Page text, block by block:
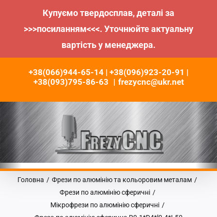
Купуємо твердосплав, деталі за
>>>посиланням<<<. Уточнюйте актуальну
вартість у менеджера.
+38(066)944-65-14 | +38(096)923-20-91 |
+38(093)795-86-63 | frezycnc@ukr.net
Головна / Фрези по алюмінію та кольоровим металам /
Фрези по алюмінію сферичні /
Мікрофрези по алюмінію сферичні /